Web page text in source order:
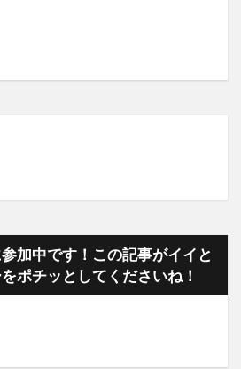
加中です！この記事がイイと
ポチッとしてくださいね！